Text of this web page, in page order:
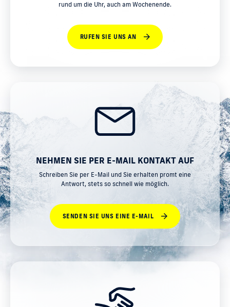
rund um die Uhr, auch am Wochenende.
RUFEN SIE UNS AN
NEHMEN SIE PER E-MAIL KONTAKT AUF
Schreiben Sie per E-Mail und Sie erhalten promt eine
Antwort, stets so schnell wie möglich.
SENDEN SIE UNS EINE E-MAIL